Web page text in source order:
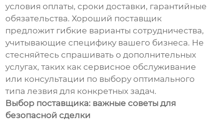
условия оплаты, сроки доставки, гарантийные
обязательства. Хороший поставщик
предложит гибкие варианты сотрудничества,
учитывающие специфику вашего бизнеса. Не
стесняйтесь спрашивать о дополнительных
услугах, таких как сервисное обслуживание
или консультации по выбору оптимального
типа лезвия для конкретных задач.
Выбор поставщика: важные советы для
безопасной сделки